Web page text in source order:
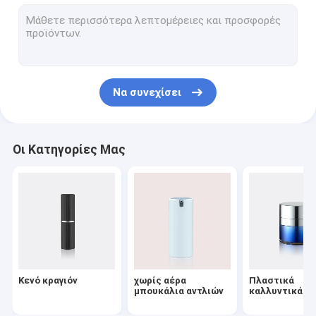
Πλαστικός ψεκαστήρας ώθησης
Συμπίεση σκόνης
Καλλυντικές αντλίες επεξεργασίας
Καλλυντικά μπουκάλια της PET
Αφρίζοντας αντλία σαπουνιών
Πολωνική Remover καρφιών αντλία
Να συνεχίσει
Οι Κατηγορίες Μας
Κενό κραγιόν
χωρίς αέρα
μπουκάλια αντλιών
Πλαστικά
καλλυντικά